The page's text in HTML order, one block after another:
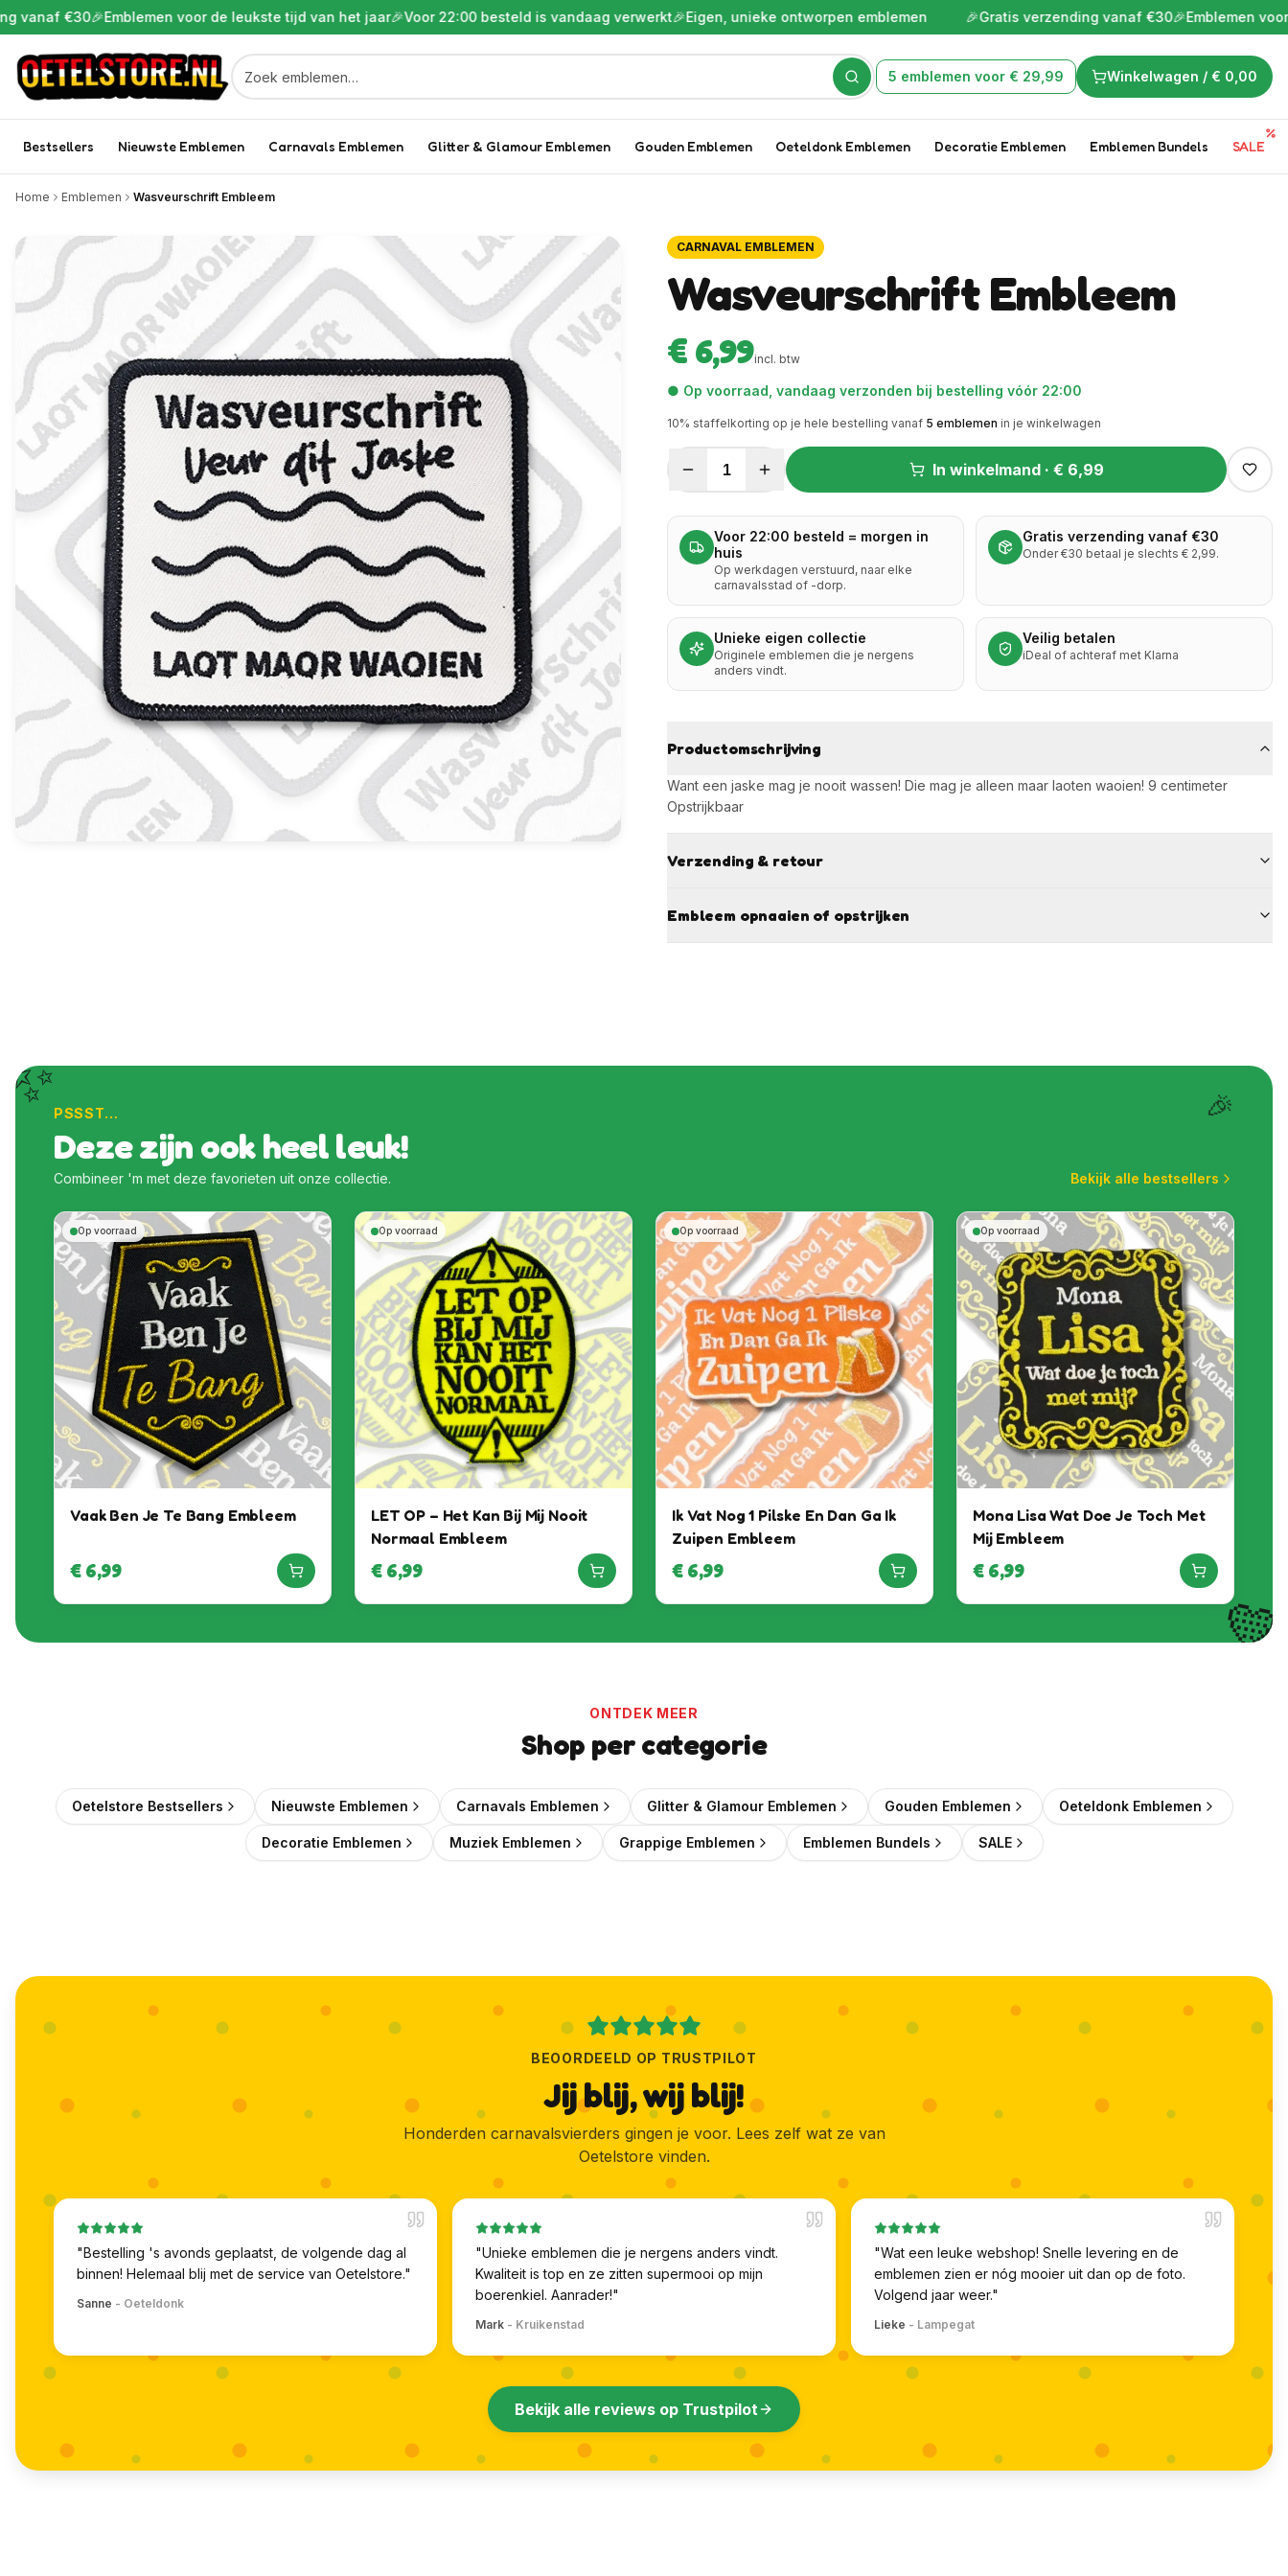
🎉Emblemen voor de leukste tijd van het jaar🎉Voor 22:00 besteld is vandaag verwerkt 🎉Eigen, unieke ontworpen emblemen 🎉Gratis verzending vanaf €30🎉Emblemen voor de
5 emblemen voor € 29,99 Winkelwagen / € 0,00
Bestsellers Nieuwste Emblemen Carnavals Emblemen Glitter & Glamour Emblemen Gouden Emblemen Oeteldonk Emblemen Decoratie Emblemen Emblemen Bundels SALE
Home Emblemen Wasveurschrift Embleem
CARNAVAL EMBLEMEN
Wasveurschrift Embleem
€ 6,99incl. btw
● Op voorraad, vandaag verzonden bij bestelling vóór 22:00
10% staffelkorting op je hele bestelling vanaf 5 emblemen in je winkelwagen
1 In winkelmand · € 6,99
Voor 22:00 besteld = morgen in
huis
Op werkdagen verstuurd, naar elke
carnavalsstad of -dorp.
Gratis verzending vanaf €30
Onder €30 betaal je slechts € 2,99.
Unieke eigen collectie
Originele emblemen die je nergens
anders vindt.
Veilig betalen
iDeal of achteraf met Klarna
Productomschrijving
Want een jaske mag je nooit wassen! Die mag je alleen maar laoten waoien! 9 centimeter
Opstrijkbaar
Verzending & retour
Embleem opnaaien of opstrijken
✨
💛
🎉
PSSST…
Deze zijn ook heel leuk!
Combineer 'm met deze favorieten uit onze collectie. Bekijk alle bestsellers
Op voorraad
Vaak Ben Je Te Bang Embleem
€ 6,99
Op voorraad
LET OP – Het Kan Bij Mij Nooit
Normaal Embleem
€ 6,99
Op voorraad
Ik Vat Nog 1 Pilske En Dan Ga Ik
Zuipen Embleem
€ 6,99
Op voorraad
Mona Lisa Wat Doe Je Toch Met
Mij Embleem
€ 6,99
ONTDEK MEER
Shop per categorie
Oetelstore Bestsellers Nieuwste Emblemen Carnavals Emblemen Glitter & Glamour Emblemen Gouden Emblemen Oeteldonk Emblemen
Decoratie Emblemen Muziek Emblemen Grappige Emblemen Emblemen Bundels SALE
BEOORDEELD OP TRUSTPILOT
Jij blij, wij blij!
Honderden carnavalsvierders gingen je voor. Lees zelf wat ze van
Oetelstore vinden.
"Bestelling 's avonds geplaatst, de volgende dag al
binnen! Helemaal blij met de service van Oetelstore."
Sanne - Oeteldonk
"Unieke emblemen die je nergens anders vindt.
Kwaliteit is top en ze zitten supermooi op mijn
boerenkiel. Aanrader!"
Mark - Kruikenstad
"Wat een leuke webshop! Snelle levering en de
emblemen zien er nóg mooier uit dan op de foto.
Volgend jaar weer."
Lieke - Lampegat
Bekijk alle reviews op Trustpilot
🎟️Wekelijks een verse kortingscode
✨Als eerste de nieuwste emblemen
📬Geen spam, uitschrijven kan altijd